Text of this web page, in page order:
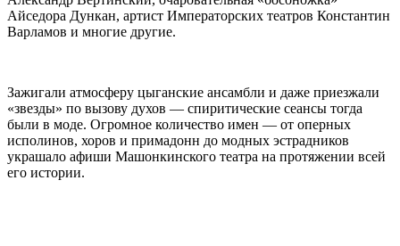
Айседора Дункан, артист Императорских театров Константин
Варламов и многие другие.
Зажигали атмосферу цыганские ансамбли и даже приезжали
«звезды» по вызову духов — спиритические сеансы тогда
были в моде. Огромное количество имен — от оперных
исполинов, хоров и примадонн до модных эстрадников
украшало афиши Машонкинского театра на протяжении всей
его истории.